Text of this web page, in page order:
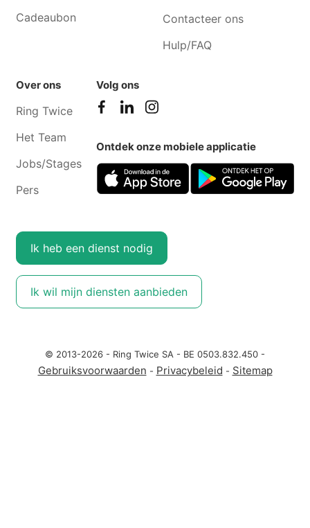
Cadeaubon
Contacteer ons
Hulp/FAQ
Over ons
Ring Twice
Het Team
Jobs/Stages
Pers
Volg ons
Ontdek onze mobiele applicatie
Ik heb een dienst nodig
Ik wil mijn diensten aanbieden
© 2013-2026 - Ring Twice SA - BE 0503.832.450 -
Gebruiksvoorwaarden - Privacybeleid - Sitemap